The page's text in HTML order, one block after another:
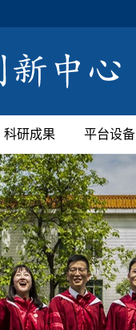
科研成果 平台设备